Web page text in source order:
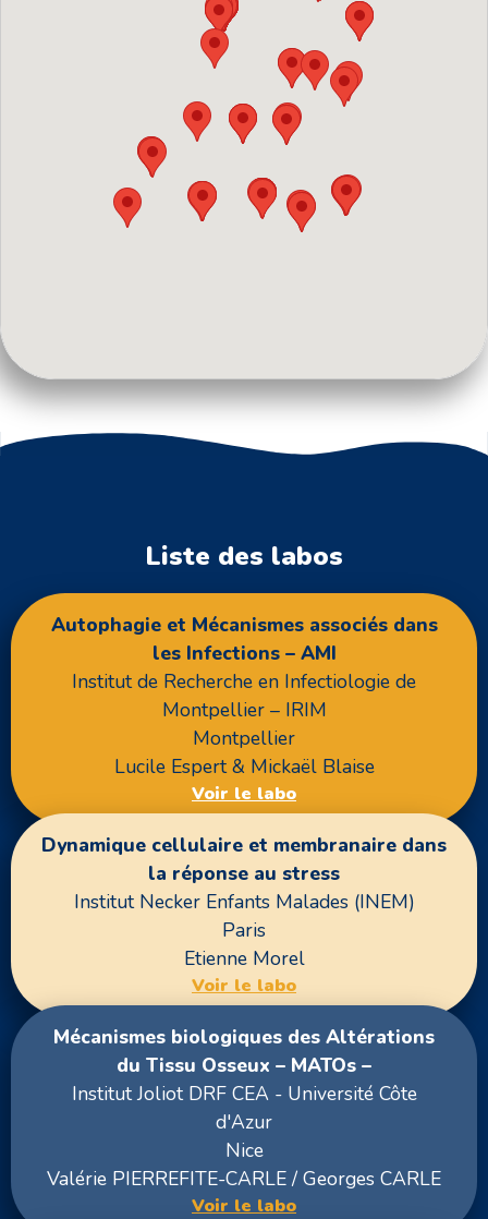
Liste des labos
Autophagie et Mécanismes associés dans
les Infections – AMI
Institut de Recherche en Infectiologie de
Montpellier – IRIM
Montpellier
Lucile Espert & Mickaël Blaise
Voir le labo
Dynamique cellulaire et membranaire dans
la réponse au stress
Institut Necker Enfants Malades (INEM)
Paris
Etienne Morel
Voir le labo
Mécanismes biologiques des Altérations
du Tissu Osseux – MATOs –
Institut Joliot DRF CEA - Université Côte
d'Azur
Nice
Valérie PIERREFITE-CARLE / Georges CARLE
Voir le labo